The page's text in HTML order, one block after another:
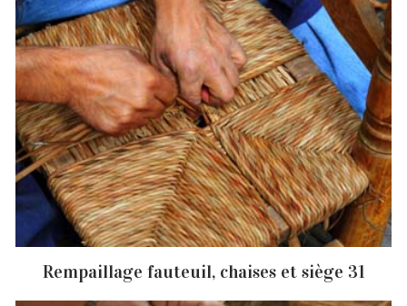
Rempaillage fauteuil, chaises et siège 31